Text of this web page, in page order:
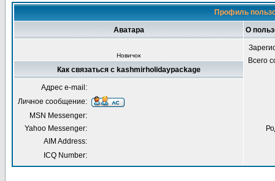
Профиль
Аватара О
Новичок
Всего
Как связаться с kashmirholidaypackage
Адрес e-mail:
Личное сообщение:
MSN Messenger:
Yahoo Messenger:
AIM Address:
ICQ Number: